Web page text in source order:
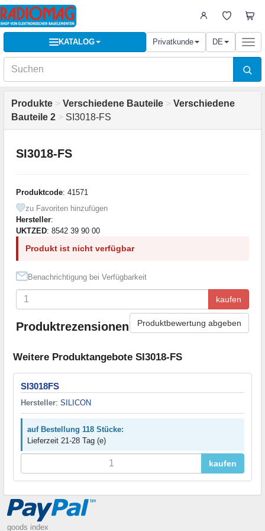
KATALOG Privatkunde DE
Produkte > Verschiedene Bauteile > Verschiedene
Bauteile 2 > SI3018-FS
SI3018-FS
Produktcode: 41571
zu Favoriten hinzufügen
Hersteller:
UKTZED: 8542 39 90 00
Produkt ist nicht verfügbar
Benachrichtigung bei Verfügbarkeit
kaufen
Produktrezensionen Produktbewertung abgeben
Weitere Produktangebote SI3018-FS
SI3018FS
Hersteller: SILICON
auf Bestellung 118 Stücke:
Lieferzeit 21-28 Tag (e)
kaufen
goods index